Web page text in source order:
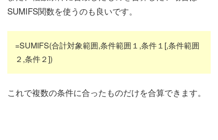
SUMIFS関数を使うのも良いです。
=SUMIFS(合計対象範囲,条件範囲１,条件１[,条件範囲
２,条件２])
これで複数の条件に合ったものだけを合算できます。